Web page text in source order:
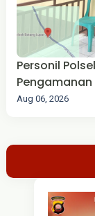
‎Personil
Pengamanan
Aug 06, 2026